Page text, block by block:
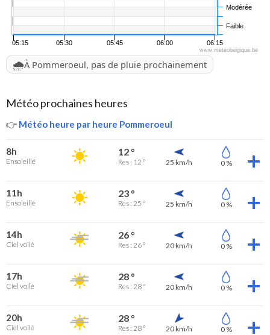
05:15 05:30 05:45 06:00 06:15
Faible
Modérée
www.meteobelgique.be
🌧️À Pommeroeul, pas de pluie prochainement
Météo prochaines heures
👉 Météo heure par heure Pommeroeul
8h
Ensoleillé
12 °
Res : 12 ° 25 km/h 0 %
11h
Ensoleillé
23 °
Res : 25 ° 25 km/h 0 %
14h
Ciel voilé
26 °
Res : 26 ° 20 km/h 0 %
17h
Ciel voilé
28 °
Res : 28 ° 20 km/h 0 %
20h
Ciel voilé
28 °
Res : 28 ° 20 km/h 0 %